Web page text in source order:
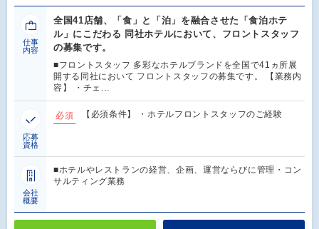
仕事
内容
全国41店舗、「食」と「泊」を融合させた「食泊ホテ
ル」にこだわる 同社ホテルにおいて、フロントスタッフ
の募集です。
■フロントスタッフ 多彩なホテルブランドを全国で41ヵ所展
開する同社において フロントスタッフの募集です。 【業務内
容】 ・チェ…
応募
資格
必須 【必須条件】 ・ホテルフロントスタッフのご経験
会社
概要
■ホテルやレストランの経営、企画、運営ならびに管理・コン
サルティング業務